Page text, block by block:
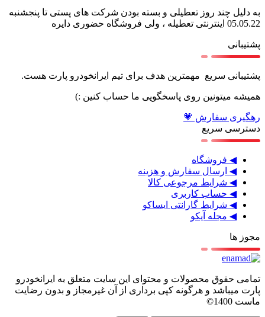
به دلیل چند روز تعطیلی و بسته بودن شرکت های پستی تا پنجشنبه
05.05.22 اینترنتی تعطیله ، ولی فروشگاه حضوری دایره
پشتیبانی
پشتیبانی سریع مهمترین هدف برای تیم ایرانخودرو پارت هست.
همیشه میتونین روی پاسخگویی ما حساب کنین :)
رهگیری سفارش 💗
دسترسی سریع
◀ فروشگاه
◀ ارسال سفارش و هزینه
◀ شرایط مرجوعی کالا
◀ حساب کاربری
◀ شرایط گارانتی ایساکو
◀ مجله آیکو
مجوز ها
تمامی حقوق محصولات و محتوای این سایت متعلق به ایرانخودرو
پارت میباشد و هرگونه کپی برداری از آن غیرمجاز و بدون رضایت
ماست 1400©